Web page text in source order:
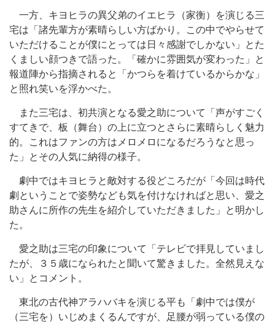
一方、キヨヒラの異父弟のイエヒラ（家衡）を演じる三
宅は「諸先輩方が素晴らしい方ばかり。この中でやらせて
いただけることが僕にとっては日々感謝でしかない」とた
くましい顔つきで語った。「確かに雰囲気が変わった」と
報道陣から指摘されると「かつらを着けているからかな」
と照れ笑いを浮かべた。
また三宅は、初共演となる愛之助について「声がすごく
すてきで、板（舞台）の上に立つとさらに素晴らしく魅力
的。これはファンの方はメロメロになるだろうなと思っ
た」とその人気に納得の様子。
劇中ではキヨヒラと敵対する役どころだが「今回は時代
劇ということで姿勢なども気を付けなければと思い、愛之
助さんに所作の先生を紹介していただきました」と明かし
た。
愛之助は三宅の印象について「テレビで拝見していまし
たが、３５歳になられたと聞いて驚きました。全然見えな
い」とコメント。
東北の古代神アラハバキを演じる平も「劇中では僕が
（三宅を）いじめまくるんですが、足腰が弱っている僕の